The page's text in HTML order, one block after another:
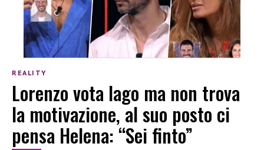
REALITY
Lorenzo vota Iago ma non trova
la motivazione, al suo posto ci
pensa Helena: “Sei finto”